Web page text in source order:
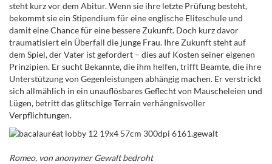
steht kurz vor dem Abitur. Wenn sie ihre letzte Prüfung besteht,
bekommt sie ein Stipendium für eine englische Eliteschule und
damit eine Chance für eine bessere Zukunft. Doch kurz davor
traumatisiert ein Überfall die junge Frau. Ihre Zukunft steht auf
dem Spiel, der Vater ist gefordert – dies auf Kosten seiner eigenen
Prinzipien. Er sucht Bekannte, die ihm helfen,trifft Beamte, die ihre
Unterstützung von Gegenleistungen abhängig machen. Er verstrickt
sich allmählich in ein unauflösbares Geflecht von Mauscheleien und
Lügen, betritt das glitschige Terrain verhängnisvoller
Verpflichtungen.
Romeo, von anonymer Gewalt bedroht